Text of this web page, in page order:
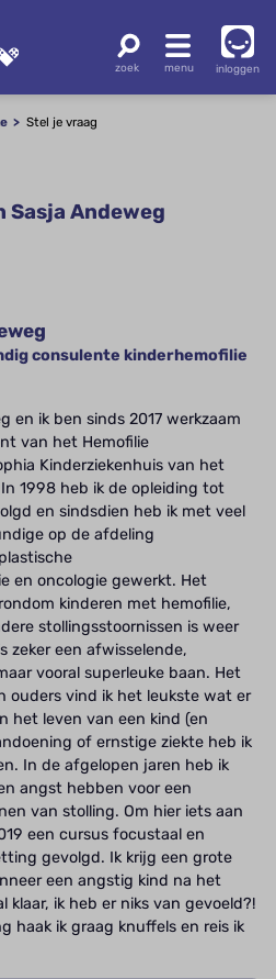
inloggen
Stel je vraag
Sasja Andeweg
consulente kinderhemofilie
en ik ben sinds 2017 werkzaam
van het Hemofilie
Kinderziekenhuis van het
1998 heb ik de opleiding tot
en sindsdien heb ik met veel
op de afdeling
en oncologie gewerkt. Het
kinderen met hemofilie,
stollingsstoornissen is weer
zeker een afwisselende,
vooral superleuke baan. Het
ouders vind ik het leukste wat er
het leven van een kind (en
of ernstige ziekte heb ik
In de afgelopen jaren heb ik
angst hebben voor een
van stolling. Om hier iets aan
een cursus focustaal en
gevolgd. Ik krijg een grote
een angstig kind na het
klaar, ik heb er niks van gevoeld?!
haak ik graag knuffels en reis ik